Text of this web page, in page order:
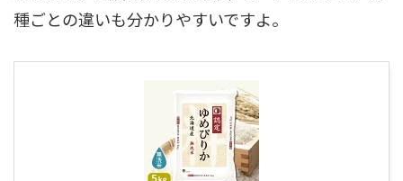
種ごとの違いも分かりやすいですよ。